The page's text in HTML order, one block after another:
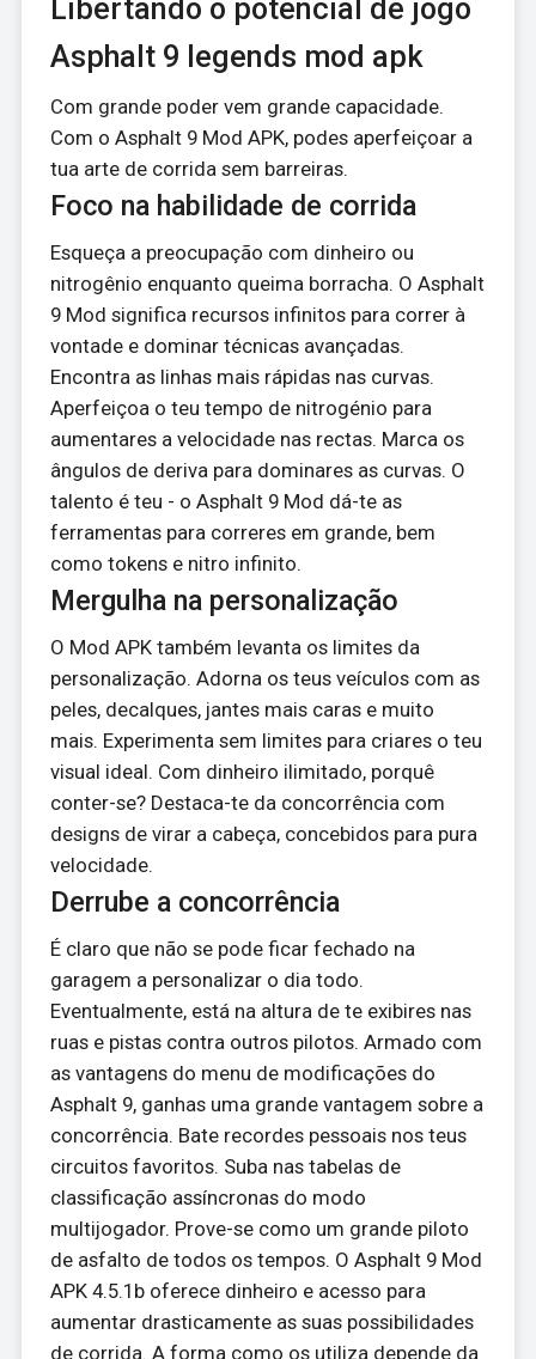
Libertando o potencial de jogo
Asphalt 9 legends mod apk
Com grande poder vem grande capacidade.
Com o Asphalt 9 Mod APK, podes aperfeiçoar a
tua arte de corrida sem barreiras.
Foco na habilidade de corrida
Esqueça a preocupação com dinheiro ou
nitrogênio enquanto queima borracha. O Asphalt
9 Mod significa recursos infinitos para correr à
vontade e dominar técnicas avançadas.
Encontra as linhas mais rápidas nas curvas.
Aperfeiçoa o teu tempo de nitrogénio para
aumentares a velocidade nas rectas. Marca os
ângulos de deriva para dominares as curvas. O
talento é teu - o Asphalt 9 Mod dá-te as
ferramentas para correres em grande, bem
como tokens e nitro infinito.
Mergulha na personalização
O Mod APK também levanta os limites da
personalização. Adorna os teus veículos com as
peles, decalques, jantes mais caras e muito
mais. Experimenta sem limites para criares o teu
visual ideal. Com dinheiro ilimitado, porquê
conter-se? Destaca-te da concorrência com
designs de virar a cabeça, concebidos para pura
velocidade.
Derrube a concorrência
É claro que não se pode ficar fechado na
garagem a personalizar o dia todo.
Eventualmente, está na altura de te exibires nas
ruas e pistas contra outros pilotos. Armado com
as vantagens do menu de modificações do
Asphalt 9, ganhas uma grande vantagem sobre a
concorrência. Bate recordes pessoais nos teus
circuitos favoritos. Suba nas tabelas de
classificação assíncronas do modo
multijogador. Prove-se como um grande piloto
de asfalto de todos os tempos. O Asphalt 9 Mod
APK 4.5.1b oferece dinheiro e acesso para
aumentar drasticamente as suas possibilidades
de corrida. A forma como os utiliza depende da